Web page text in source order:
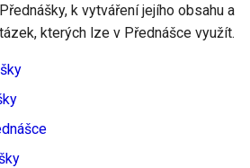
k vytváření jejího obsahu a
kterých lze v Přednášce využít.